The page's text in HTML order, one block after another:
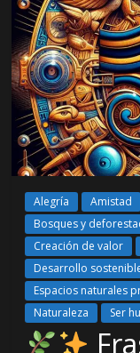
Alegría Amistad
Bosques y
Creación de valor
Desarrollo
Espacios naturales
Naturaleza
Ser